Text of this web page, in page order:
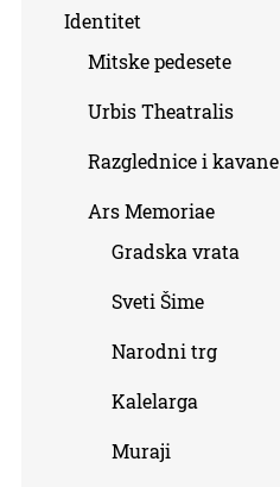
Identitet
Mitske pedesete
Urbis Theatralis
Razglednice i kavane
Ars Memoriae
Gradska vrata
Sveti Šime
Narodni trg
Kalelarga
Muraji